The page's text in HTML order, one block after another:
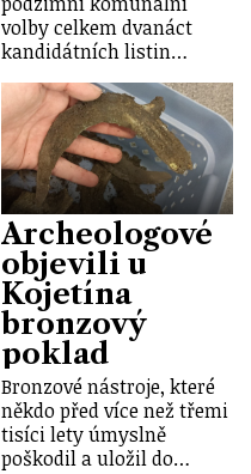
volby celkem dvanáct
kandidátních listin…
Archeologové
objevili u
Kojetína
bronzový
poklad
Bronzové nástroje, které
někdo před více než třemi
tisíci lety úmyslně
poškodil a uložil do…